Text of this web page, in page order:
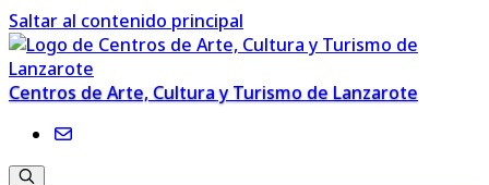
Saltar al contenido principal
Centros de Arte, Cultura y Turismo de Lanzarote